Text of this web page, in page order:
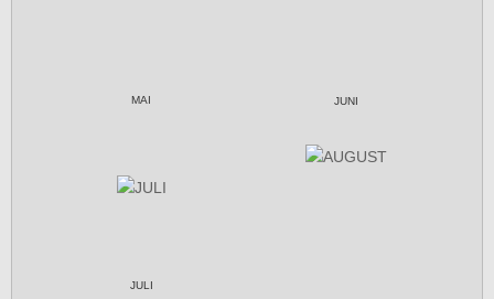
MAI JUNI
JULI